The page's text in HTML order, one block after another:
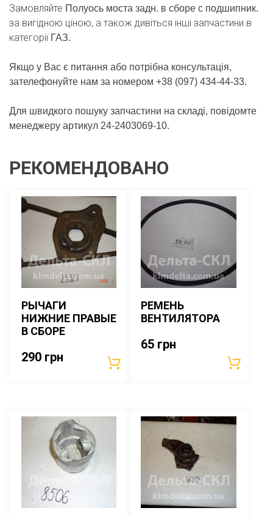
Замовляйте Полуось моста задн. в сборе с подшипник.
за вигідною ціною, а також дивіться інші запчастини в
категоріїГАЗ.
Якщо у Вас є питання або потрібна консультація,
зателефонуйте нам за номером +38 (097) 434-44-33.
Для швидкого пошуку запчастини на складі, повідомте
менеджеру артикул 24-2403069-10.
РЕКОМЕНДОВАНО
РЫЧАГИ
НИЖНИЕ ПРАВЫЕ
В СБОРЕ
290 грн
РЕМЕНЬ
ВЕНТИЛЯТОРА
65 грн